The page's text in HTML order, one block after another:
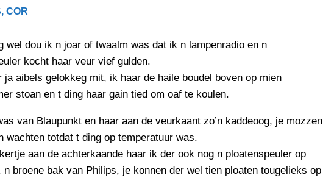
FLYER
INZENDENS
PERSBERICHT
FLYER
INZENDENS
SCHRIEFWEDSTRIED
COR
wel dou ik n joar of twaalm was dat ik n lampenradio en n
kocht haar veur vief gulden.
ja aibels gelokkeg mit, ik haar de haile boudel boven op mien
stoan en t ding haar gain tied om oaf te koulen.
van Blaupunkt en haar aan de veurkaant zo’n kaddeoog, je mozzen
wachten totdat t ding op temperatuur was.
aan de achterkaande haar ik der ook nog n ploatenspeuler op
n broene bak van Philips, je konnen der wel tien ploaten tougelieks op